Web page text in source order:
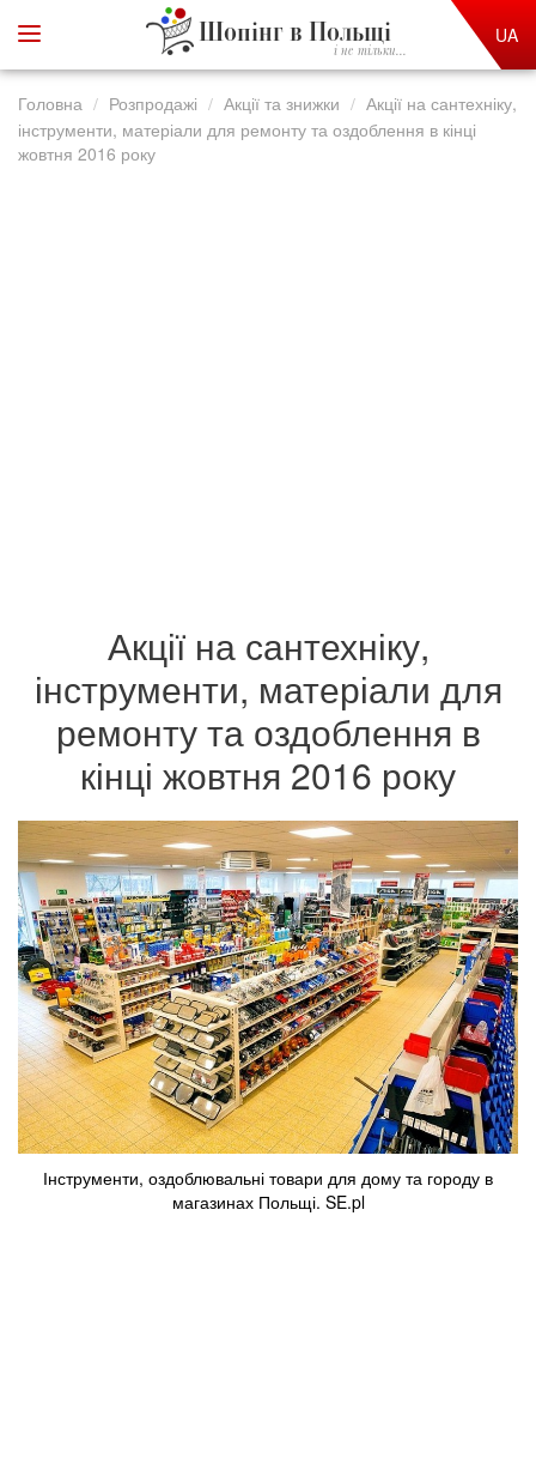
Шопінг в Польщі
і не тільки...
UA
Головна Розпродажі Акції та знижки
Акції на сантехніку,
інструменти, матеріали для ремонту та оздоблення в кінці
жовтня 2016 року
Акції на сантехніку,
інструменти, матеріали для
ремонту та оздоблення в
кінці жовтня 2016 року
Інструменти, оздоблювальні товари для дому та городу в
магазинах Польщі. SE.pl